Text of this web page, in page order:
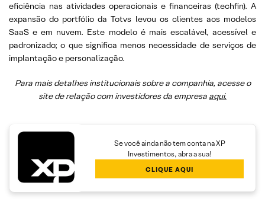
eficiência nas atividades operacionais e financeiras (techfin). A
expansão do portfólio da Totvs levou os clientes aos modelos
SaaS e em nuvem. Este modelo é mais escalável, acessível e
padronizado; o que significa menos necessidade de serviços de
implantação e personalização.
Para mais detalhes institucionais sobre a companhia, acesse o
site de relação com investidores da empresa aqui.
Se você ainda não tem conta na XP
Investimentos, abra a sua!
CLIQUE AQUI